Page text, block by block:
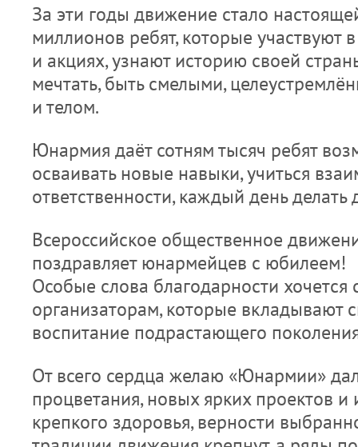
За эти годы движение стало
миллионов ребят, которые участвуют
и акциях, узнают историю своей
мечтать, быть смелыми,
и телом.
Юнармия даёт сотням тысяч ребят
осваивать новые навыки, учиться
ответственности, каждый день
Всероссийское общественное
поздравляет юнармейцев с юбилеем!
Особые слова благодарности хочется
организаторам, которые вкладывают
воспитание подрастающего
От всего сердца желаю «Юнармии»
процветания, новых ярких проектов и
крепкого здоровья, верности